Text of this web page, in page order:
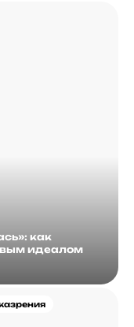
как
идеалом